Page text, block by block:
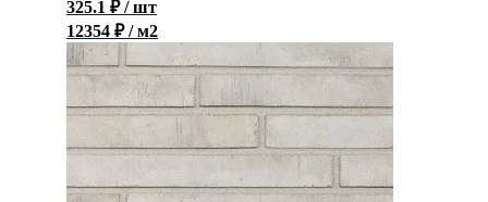
325.1 ₽ / шт
12354 ₽ / м2